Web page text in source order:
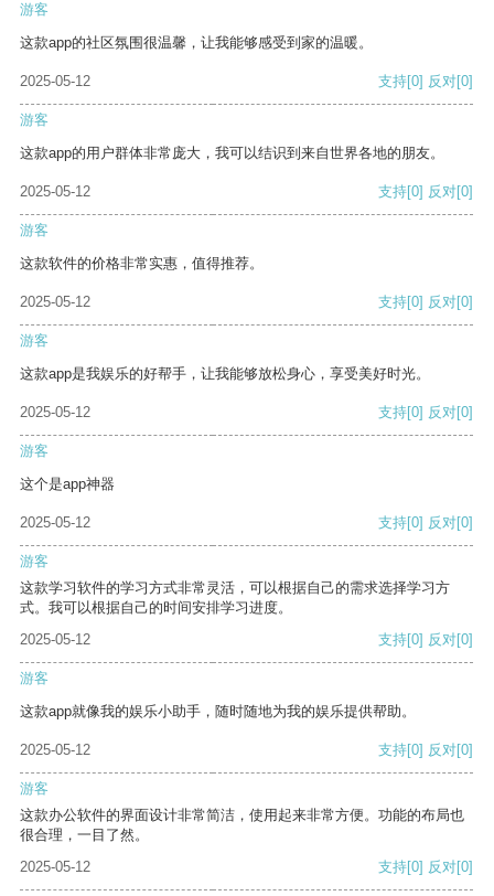
游客
这款app的社区氛围很温馨，让我能够感受到家的温暖。
2025-05-12 支持[0] 反对[0]
游客
这款app的用户群体非常庞大，我可以结识到来自世界各地的朋友。
2025-05-12 支持[0] 反对[0]
游客
这款软件的价格非常实惠，值得推荐。
2025-05-12 支持[0] 反对[0]
游客
这款app是我娱乐的好帮手，让我能够放松身心，享受美好时光。
2025-05-12 支持[0] 反对[0]
游客
这个是app神器
2025-05-12 支持[0] 反对[0]
游客
这款学习软件的学习方式非常灵活，可以根据自己的需求选择学习方
式。我可以根据自己的时间安排学习进度。
2025-05-12
支持[0] 反对[0]
游客
这款app就像我的娱乐小助手，随时随地为我的娱乐提供帮助。
2025-05-12 支持[0] 反对[0]
游客
这款办公软件的界面设计非常简洁，使用起来非常方便。功能的布局也
很合理，一目了然。
2025-05-12
支持[0] 反对[0]